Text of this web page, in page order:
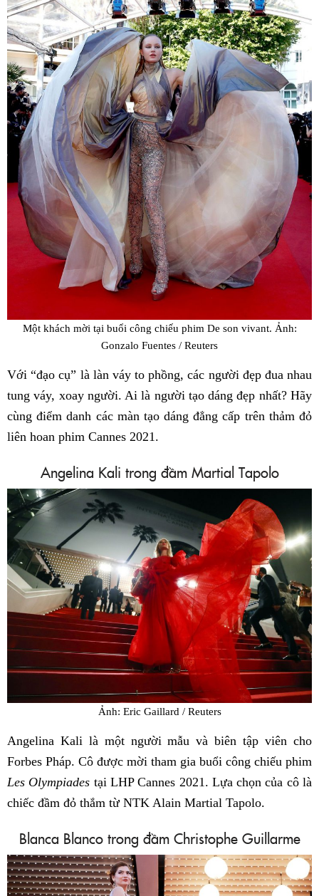
Một khách mời tại buổi công chiếu phim De son vivant. Ảnh:
Gonzalo Fuentes / Reuters
Với “đạo cụ” là làn váy to phồng, các người đẹp đua nhau
tung váy, xoay người. Ai là người tạo dáng đẹp nhất? Hãy
cùng điểm danh các màn tạo dáng đẳng cấp trên thảm đỏ
liên hoan phim Cannes 2021.
Angelina Kali trong đầm Martial Tapolo
Ảnh: Eric Gaillard / Reuters
Angelina Kali là một người mẫu và biên tập viên cho
Forbes Pháp. Cô được mời tham gia buổi công chiếu phim
Les Olympiades tại LHP Cannes 2021. Lựa chọn của cô là
chiếc đầm đỏ thắm từ NTK Alain Martial Tapolo.
Blanca Blanco trong đầm Christophe Guillarme